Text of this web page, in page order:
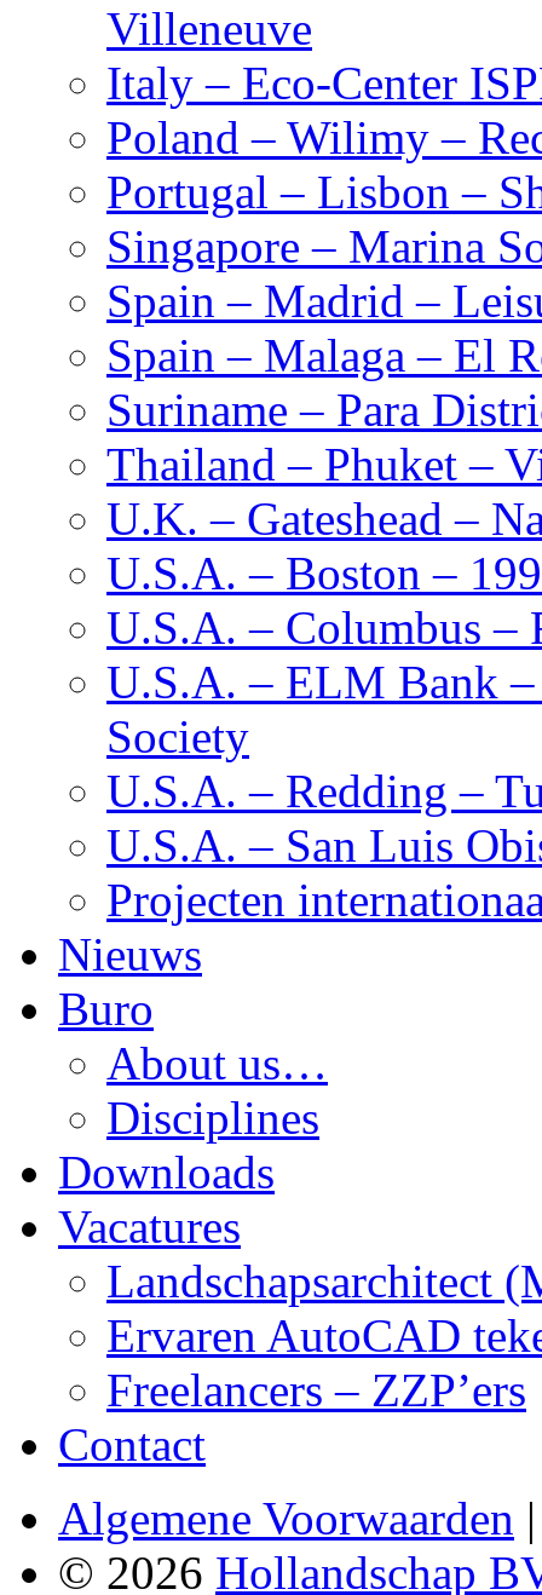
Villeneuve
Italy – Eco-Center
Poland – Wilimy –
Portugal – Lisbon –
Singapore – Marina
Spain – Madrid –
Spain – Malaga – El
Suriname – Para
Thailand – Phuket –
U.K. – Gateshead –
U.S.A. – Boston –
U.S.A. – Columbus –
U.S.A. – ELM Bank
Society
U.S.A. – Redding –
U.S.A. – San Luis
Projecten
Nieuws
Buro
About us…
Disciplines
Downloads
Vacatures
Landschapsarchitect
Ervaren AutoCAD
Freelancers – ZZP’ers
Contact
Algemene Voorwaarden
© 2026 Hollandschap